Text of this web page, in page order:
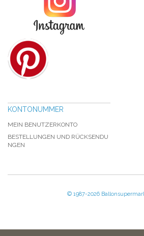
KONTONUMMER
MEIN BENUTZERKONTO
BESTELLUNGEN UND RÜCKSENDU
NGEN
© 1987-2026